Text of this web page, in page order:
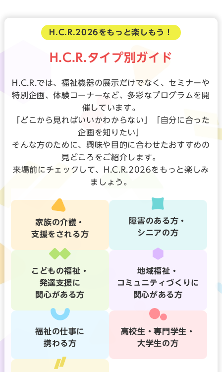
H.C.R.2026をもっと楽しもう！
H.C.R.タイプ別ガイド
H.C.R.では、福祉機器の展示だけでなく、セミナーや
特別企画、体験コーナーなど、多彩なプログラムを開
催しています。
「どこから見ればいいかわからない」「自分に合った
企画を知りたい」
そんな方のために、興味や目的に合わせたおすすめの
見どころをご紹介します。
来場前にチェックして、H.C.R.2026をもっと楽しみ
ましょう。
家族の介護・
支援をされる方
障害のある方・
シニアの方
こどもの福祉・
発達支援に
関心がある方
地域福祉・
コミュニティづくりに
関心がある方
福祉の仕事に
携わる方
高校生・専門学生・
大学生の方